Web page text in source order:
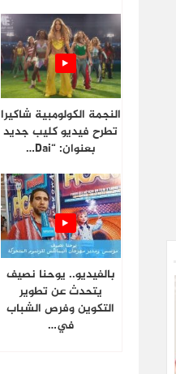
النجمة الكولومبية شاكيرا
تطرح فيديو كليب جديد
بعنوان: “Dai…
بالفيديو.. يوحنا نصيف
يتحدث عن تطوير
التكوين وفرص الشباب
في…